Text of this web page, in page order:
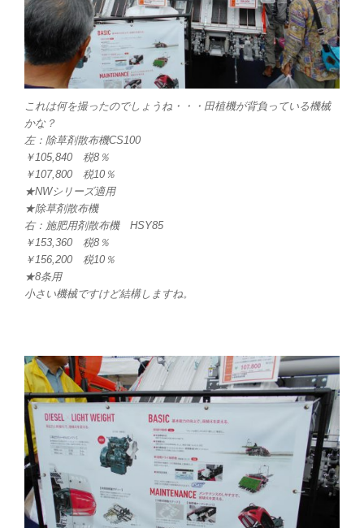
これは何を撮ったのでしょうね・・・田植機が背負っている機械
かな？
左：除草剤散布機CS100
￥105,840 税8％
￥107,800 税10％
★NWシリーズ適用
★除草剤散布機
右：施肥用剤散布機 HSY85
￥153,360 税8％
￥156,200 税10％
★8条用
小さい機械ですけど結構しますね。